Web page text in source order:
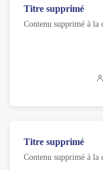
Titre supprimé
Contenu supprimé à la
Titre supprimé
Contenu supprimé à la